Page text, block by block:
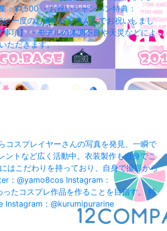
¥1,500 ・お祝いシャンパン特典：
一度のお誕生日をみんなでお祝いしまし
項】 ・モデルの体調不良や天災などによ
いただきます。
スプレイヤーさんの写真を発見、一瞬で
トなど広く活動中。衣装製作も自身でこ
こだわりを持っており、自身で撮影から
：@yamo8cos Instagram：
たコスプレ作品を作ることを目指す。 特
Instagram：@kurumipurarine